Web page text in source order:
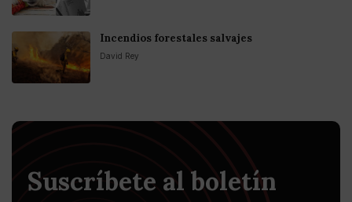
Incendios forestales salvajes
David Rey
Suscríbete al boletín